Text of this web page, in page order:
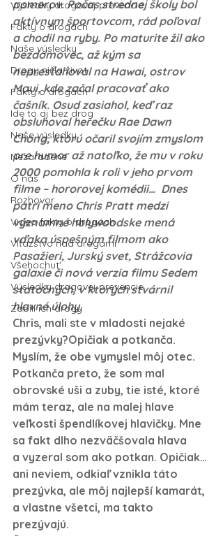
Výsledky drogovej prevencie
Fakty o drogách
Naše výsledky
Drogy ničia život
Fakty o drogách
Ide to aj bez drog
Naše výsledky
Nezaradené
O nás
Rozhovor
Video fakty o drogách
Víťazstvo nad drogami
Všehochut'
Výsledky drogovej prevencie
Zabili ich drogy
pomerov. Počas strednej školy bol
aktívnym športovcom, rád poľoval
a chodil na ryby. Po maturite žil ako
bezdomovec, až kým sa
nepresťahoval na Hawai, ostrov
Maui, kde začal pracovať ako
čašník. Osud zasiahol, keď raz
obsluhoval herečku Rae Dawn
Chong, ktorú očaril svojím zmyslom
pre humor až natoľko, že mu v roku
2000 pomohla k roli v jeho prvom
filme – hororovej komédii…  Dnes
patrí meno Chris Pratt medzi
významné holywoodske mená
vďaka úspešným filmom ako
Pasažieri, Jurský svet, Strážcovia
galaxie či nová verzia filmu Sedem
statočných, v ktorých stvárnil
hlavné úlohy.
Chris, mali ste v mladosti nejaké
prezývky?Opičiak a potkanča.
Myslím, že obe vymyslel môj otec.
Potkanča preto, že som mal
obrovské uši a zuby, tie isté, ktoré
mám teraz, ale na malej hlave
veľkosti špendlíkovej hlavičky. Mne
sa fakt dlho nezväčšovala hlava
a vyzeral som ako potkan. Opičiak…
ani neviem, odkiaľ vznikla táto
prezývka, ale môj najlepší kamarát,
a vlastne všetci, ma takto
prezývajú.